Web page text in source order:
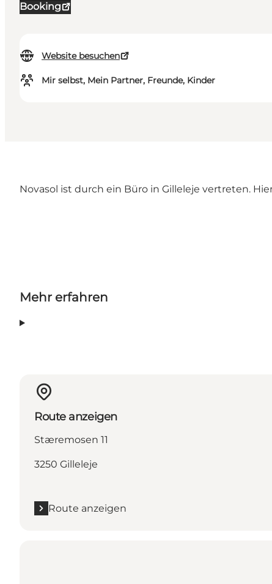
Booking
Website besuchen
Mir selbst, Mein Partner, Freunde, Kinder
Novasol ist durch ein Büro in Gilleleje vertreten.
Mehr erfahren
Route anzeigen
Stæremosen 11
3250 Gilleleje
Route anzeigen